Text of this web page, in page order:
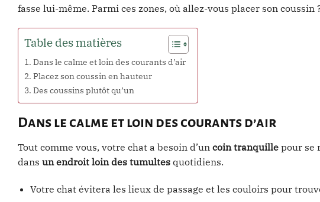
fasse lui-même. Parmi ces zones, où allez-vous placer son coussin
Table des matières
Dans le calme et loin des courants d’air
Placez son coussin en hauteur
Des coussins plutôt qu’un
Dans le calme et loin des courants d’air
Tout comme vous, votre chat a besoin d’un coin tranquille pour se
dans un endroit loin des tumultes quotidiens.
Votre chat évitera les lieux de passage et les couloirs pour